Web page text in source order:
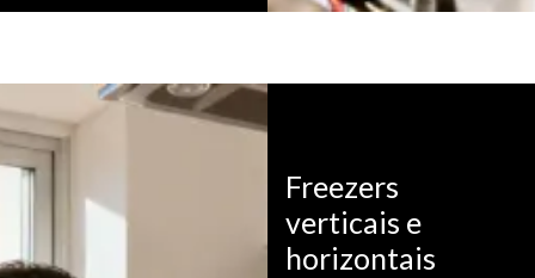
Freezers
verticais e
horizontais